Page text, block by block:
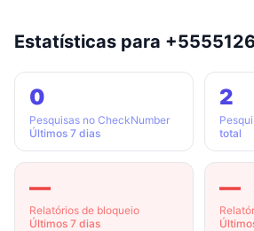
Estatísticas para
0
Pesquisas no CheckNumber
Últimos 7 dias
2
total
—
Relatórios de bloqueio
Últimos 7 dias
—